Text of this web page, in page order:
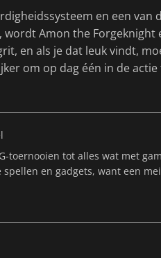
en een van
Amon the Forgeknight
en als je dat leuk vindt,
om op dag één in de
toernooien tot alles wat met
en gadgets, want een